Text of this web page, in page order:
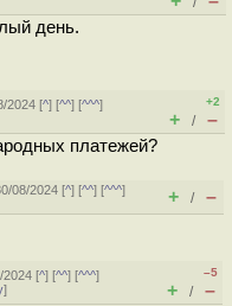
день.
2024 [^] [^^] [^^^]
+2
+ / –
платежей?
08/2024 [^] [^^] [^^^]
+ / –
2024 [^] [^^] [^^^]
]
–5
+ / –